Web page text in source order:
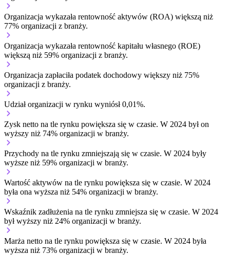
Organizacja wykazała rentowność aktywów (ROA) większą niż
77% organizacji z branży.
Organizacja wykazała rentowność kapitału własnego (ROE)
większą niż 59% organizacji z branży.
Organizacja zapłaciła podatek dochodowy większy niż 75%
organizacji z branży.
Udział organizacji w rynku wyniósł 0,01%.
Zysk netto na tle rynku powiększa się w czasie. W 2024 był on
wyższy niż 74% organizacji w branży.
Przychody na tle rynku zmniejszają się w czasie. W 2024 były
wyższe niż 59% organizacji w branży.
Wartość aktywów na tle rynku powiększa się w czasie. W 2024
była ona wyższa niż 54% organizacji w branży.
Wskaźnik zadłużenia na tle rynku zmniejsza się w czasie. W 2024
był wyższy niż 24% organizacji w branży.
Marża netto na tle rynku powiększa się w czasie. W 2024 była
wyższa niż 73% organizacji w branży.